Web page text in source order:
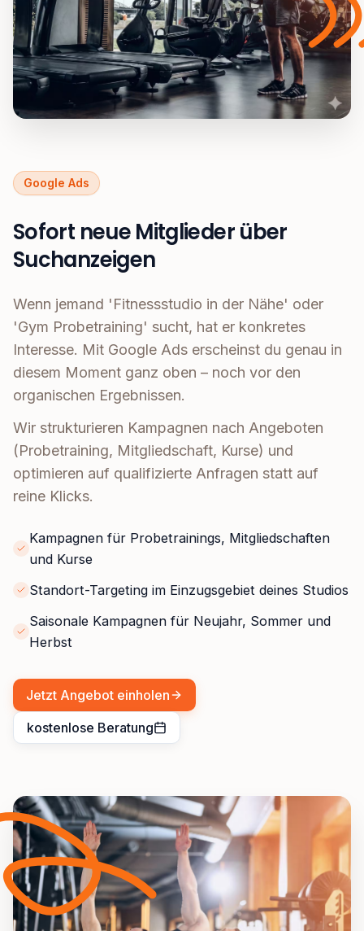
Google Ads
Sofort neue Mitglieder über
Suchanzeigen
Wenn jemand 'Fitnessstudio in der Nähe' oder
'Gym Probetraining' sucht, hat er konkretes
Interesse. Mit Google Ads erscheinst du genau in
diesem Moment ganz oben – noch vor den
organischen Ergebnissen.
Wir strukturieren Kampagnen nach Angeboten
(Probetraining, Mitgliedschaft, Kurse) und
optimieren auf qualifizierte Anfragen statt auf
reine Klicks.
Kampagnen für Probetrainings, Mitgliedschaften
und Kurse
Standort-Targeting im Einzugsgebiet deines Studios
Saisonale Kampagnen für Neujahr, Sommer und
Herbst
Jetzt Angebot einholen
kostenlose Beratung